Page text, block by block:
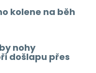
kolene na běh
nohy
došlapu přes